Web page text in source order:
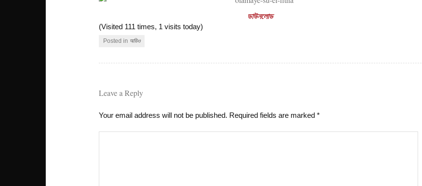
ডাউনলোড
(Visited 111 times, 1 visits today)
Posted in অডিও
Leave a Reply
Your email address will not be published. Required fields are marked*